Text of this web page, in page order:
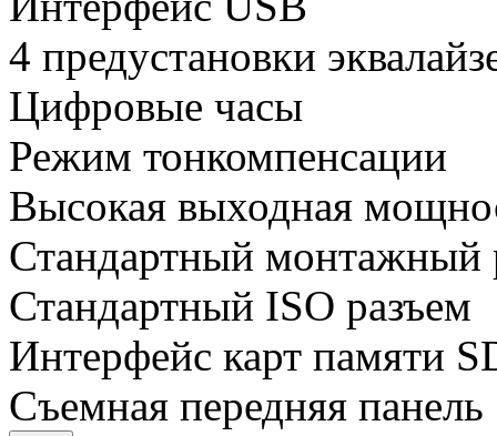
4 предустановки
Цифровые часы
Режим тонкомпенсации
Высокая выходная
Стандартный монтажный
Стандартный ISO разъем
Интерфейс карт памяти
Съемная передняя панель